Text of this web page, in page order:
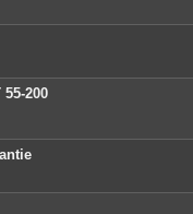
è
j
o
i
e
s
200